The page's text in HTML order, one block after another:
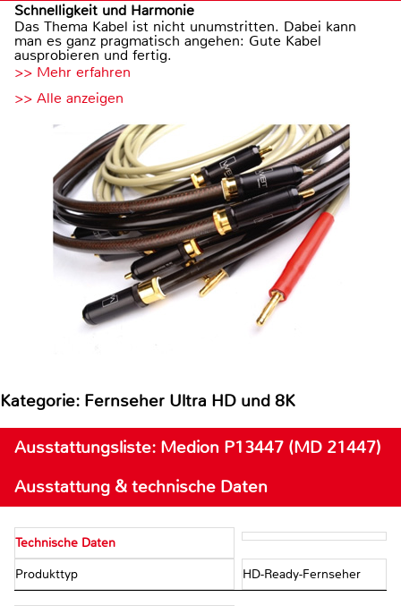
Schnelligkeit und Harmonie
Das Thema Kabel ist nicht unumstritten. Dabei kann
man es ganz pragmatisch angehen: Gute Kabel
ausprobieren und fertig.
>> Mehr erfahren
>> Alle anzeigen
Kategorie: Fernseher Ultra HD und 8K
Ausstattungsliste: Medion P13447 (MD 21447)
Ausstattung & technische Daten
Technische Daten
Produkttyp HD-Ready-Fernseher